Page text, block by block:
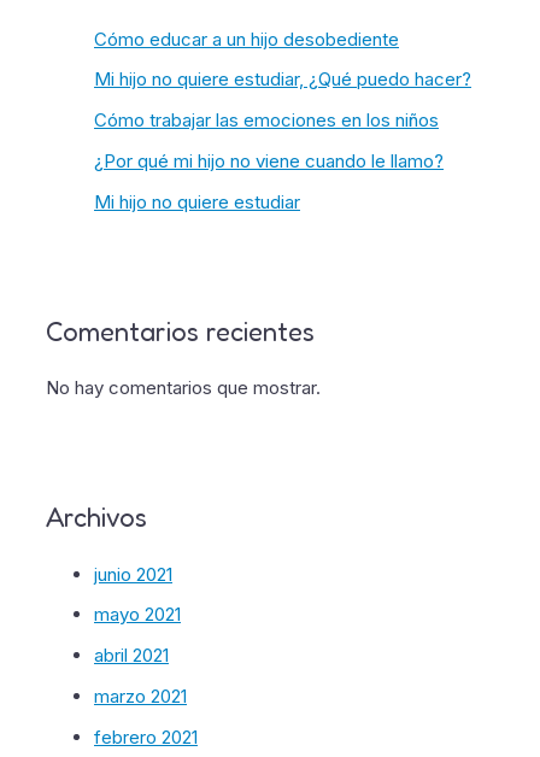
Cómo educar a un hijo desobediente
Mi hijo no quiere estudiar, ¿Qué puedo hacer?
Cómo trabajar las emociones en los niños
¿Por qué mi hijo no viene cuando le llamo?
Mi hijo no quiere estudiar
Comentarios recientes
No hay comentarios que mostrar.
Archivos
junio 2021
mayo 2021
abril 2021
marzo 2021
febrero 2021